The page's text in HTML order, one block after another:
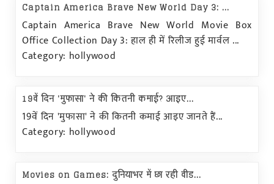
Captain America Brave New World Day 3: ...
Captain America Brave New World Movie Box
Office Collection Day 3: हाल ही में रिलीज हुई मार्वल ...
Category: hollywood
19वें दिन 'मुफासा' ने की कितनी कमाई? आइए...
19वें दिन 'मुफासा' ने की कितनी कमाई आइए जानते हैं...
Category: hollywood
Movies on Games: दुनियाभर में छा रही वीड...